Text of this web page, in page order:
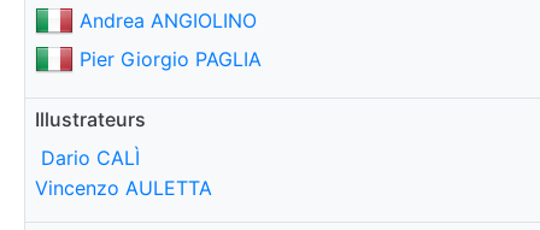
Andrea ANGIOLINO
Pier Giorgio PAGLIA
Illustrateurs
Dario CALÌ
Vincenzo AULETTA